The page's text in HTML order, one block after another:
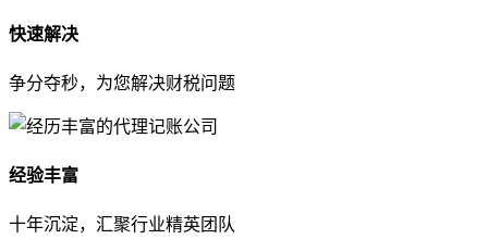
快速解决
争分夺秒，为您解决财税问题
经验丰富
十年沉淀，汇聚行业精英团队